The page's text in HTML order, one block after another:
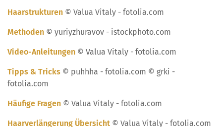
Haarstrukturen © Valua Vitaly - fotolia.com
Methoden © yuriyzhuravov - istockphoto.com
Video-Anleitungen © Valua Vitaly - fotolia.com
Tipps & Tricks © puhhha - fotolia.com © grki -
fotolia.com
Häufige Fragen © Valua Vitaly - fotolia.com
Haarverlängerung Übersicht © Valua Vitaly - fotolia.com